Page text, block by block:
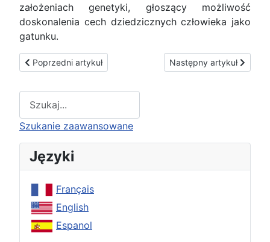
założeniach genetyki, głoszący możliwość
doskonalenia cech dziedzicznych człowieka jako
gatunku.
Poprzedni artykuł: Pionki w grze cz. 9
Poprzedni artykuł Następny artykuł: Bez
Następny artykuł
Type 2 or more characters for results.
Szukanie zaawansowane
Języki
Français
English
Espanol